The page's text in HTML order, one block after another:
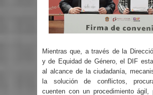
Mientras que, a través de la
y de Equidad de Género, el DIF
al alcance de la ciudadanía,
la solución de conflictos,
cuenten con un procedimiento